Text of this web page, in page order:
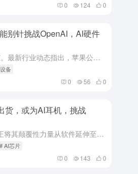
0 124 0
别针挑战OpenAI，AI硬件
AI硬件赛道正迎来一位重量级玩家。最新行业动态指出，苹果公司正在秘密研发一款代号为“AI Pin”的可穿戴设备，其形态为一个可别在衣物上的圆形薄片，内置双摄像头与三麦克风阵列。此举被广泛解读为对Ope...
备
0 56 0
货，或为AI耳机，挑战
人工智能领域的领头羊OpenAI，正将其颠覆性力量从软件延伸至硬件。最新行业动态指出，该公司首款消费级硬件设备已锁定在2026年正式推向市场，而这款备受瞩目的产品，极有可能是一副具备强大本地AI处理能...
# AI芯片
0 143 0